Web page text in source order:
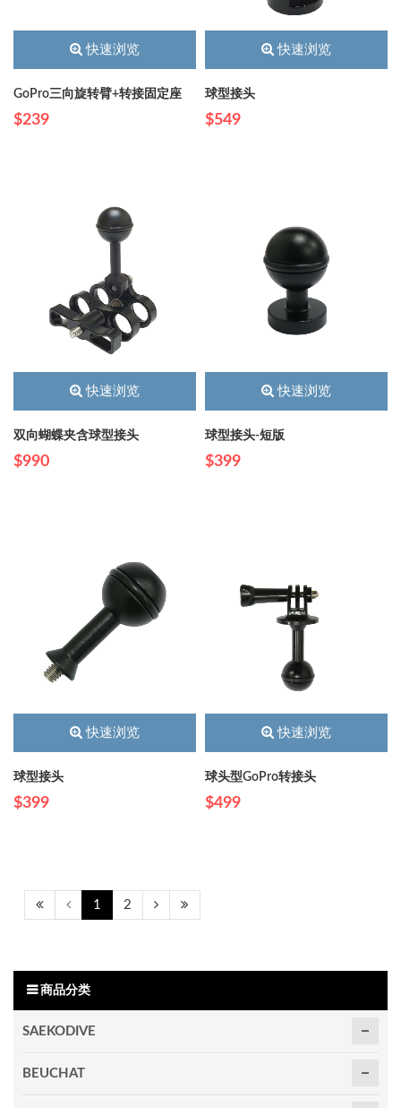
快速浏览
GoPro三向旋转臂+转接固定座
$239
快速浏览
球型接头
$549
快速浏览
双向蝴蝶夹含球型接头
$990
快速浏览
球型接头-短版
$399
快速浏览
球型接头
$399
快速浏览
球头型GoPro转接头
$499
1 2
商品分类
SAEKODIVE
BEUCHAT